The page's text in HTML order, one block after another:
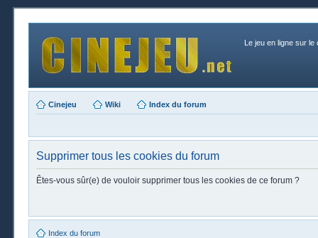
Le jeu en ligne sur le
Cinejeu Wiki Index du forum
Supprimer tous les cookies du forum
Êtes-vous sûr(e) de vouloir supprimer tous les cookies de ce forum ?
Index du forum